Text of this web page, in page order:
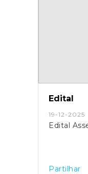
Edital
19-12-2025
Edital
Partilhar